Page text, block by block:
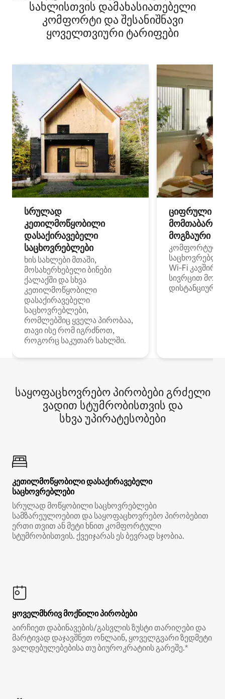
ქანთრისახლისთვის დამახასიათებელი
კომფორტი და შესანიშნავი
ყოველთვიური ტარიფები
სრულად
კეთილმოწყობილი
დასაქირავებელი
საცხოვრებლები
ხის სახლები მთაში,
მოსახერხებელი ბინები
ქალაქში და სხვა
კეთილმოწყობილი
დასაქირავებელი
საცხოვრებლები,
რომლებშიც ყველა პირობაა,
თავი ისე რომ იგრძნოთ,
როგორც საკუთარ სახლში.
ციფრული
მოგზაური
კომფორტული
Wi‑Fi
სივრცით
დისტანციური
საყოფაცხოვრებო პირობები გრძელი
ვადით სტუმრობისთვის და
სხვა უპირატესობები
კეთილმოწყობილი დასაქირავებელი
საცხოვრებლები
სრულად მოწყობილი საცხოვრებლები
სამზარეულოებით და საყოფაცხოვრებო პირობებით
ერთი თვით ან მეტი ხნით კომფორტული
სტუმრობისთვის. ქვეიჯარას ეს ბევრად სჯობია.
ყოველმხრივ მოქნილი პირობები
აირჩიეთ დაბინავების/გასვლის ზუსტი თარიღები და
მარტივად დაჯავშნეთ ონლაინ, ყოველგვარი ზედმეტი
ვალდებულებებისა თუ ბიუროკრატიის გარეშე.*